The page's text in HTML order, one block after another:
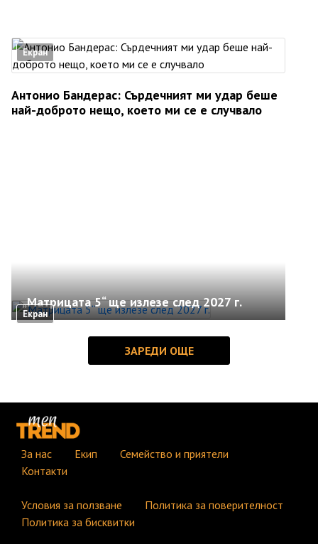
Екран
Антонио Бандерас: Сърдечният ми удар беше
най-доброто нещо, което ми се е случвало
Екран
„Матрицата 5“ ще излезе след 2027 г.
За нас Екип
Семейство и приятели
Контакти
Условия за ползване
Политика за поверителност
Политика за бисквитки